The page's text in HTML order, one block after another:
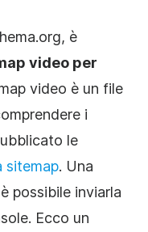
è
video per
video è un file
i
le
sitemap. Una
possibile inviarla
Ecco un